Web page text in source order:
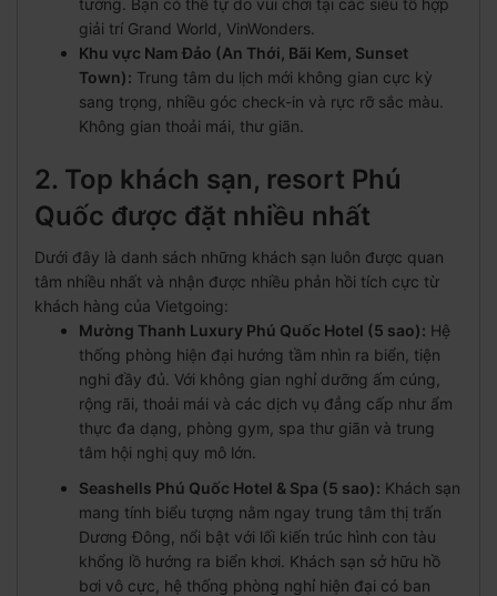
tưởng. Bạn có thể tự do vui chơi tại các siêu tổ hợp
giải trí Grand World, VinWonders.
Khu vực Nam Đảo (An Thới, Bãi Kem, Sunset
Town): Trung tâm du lịch mới không gian cực kỳ
sang trọng, nhiều góc check-in và rực rỡ sắc màu.
Không gian thoải mái, thư giãn.
2. Top khách sạn, resort Phú
Quốc được đặt nhiều nhất
Dưới đây là danh sách những khách sạn luôn được quan
tâm nhiều nhất và nhận được nhiều phản hồi tích cực từ
khách hàng của Vietgoing:
Mường Thanh Luxury Phú Quốc Hotel (5 sao): Hệ
thống phòng hiện đại hướng tầm nhìn ra biển, tiện
nghi đầy đủ. Với không gian nghỉ dưỡng ấm cúng,
rộng rãi, thoải mái và các dịch vụ đẳng cấp như ẩm
thực đa dạng, phòng gym, spa thư giãn và trung
tâm hội nghị quy mô lớn.
Seashells Phú Quốc Hotel & Spa (5 sao): Khách sạn
mang tính biểu tượng nằm ngay trung tâm thị trấn
Dương Đông, nổi bật với lối kiến trúc hình con tàu
khổng lồ hướng ra biển khơi. Khách sạn sở hữu hồ
bơi vô cực, hệ thống phòng nghỉ hiện đại có ban